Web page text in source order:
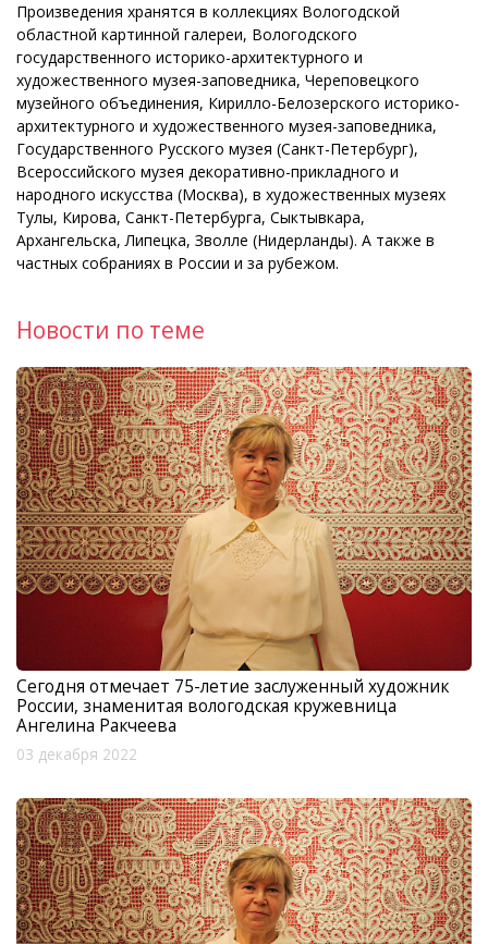
Произведения хранятся в коллекциях Вологодской
областной картинной галереи, Вологодского
государственного историко-архитектурного и
художественного музея-заповедника, Череповецкого
музейного объединения, Кирилло-Белозерского историко-
архитектурного и художественного музея-заповедника,
Государственного Русского музея (Санкт-Петербург),
Всероссийского музея декоративно-прикладного и
народного искусства (Москва), в художественных музеях
Тулы, Кирова, Санкт-Петербурга, Сыктывкара,
Архангельска, Липецка, Зволле (Нидерланды). А также в
частных собраниях в России и за рубежом.
Новости по теме
Сегодня отмечает 75-летие заслуженный художник
России, знаменитая вологодская кружевница
Ангелина Ракчеева
03 декабря 2022